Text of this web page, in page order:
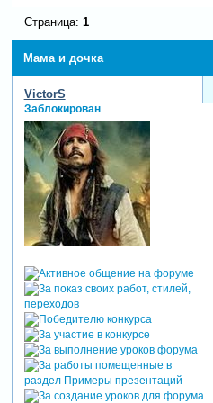
Мама и дочка
Страница: 1
VictorS
Заблокирован